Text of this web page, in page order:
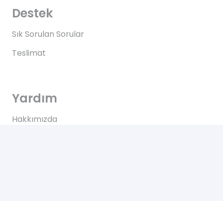
Destek
Sık Sorulan Sorular
Teslimat
Yardım
Hakkımızda